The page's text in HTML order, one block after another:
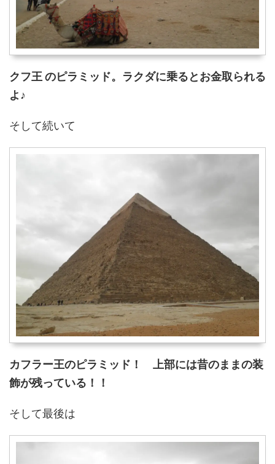
クフ王 のピラミッド。ラクダに乗るとお金取られる
よ♪
そして続いて
カフラー王のピラミッド！ 上部には昔のままの装
飾が残っている！！
そして最後は